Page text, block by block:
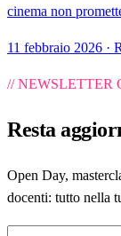
cinema non
11 febbraio 2026 ·
// NEWSLETTER
Resta
Open Day,
docenti: tutto nella